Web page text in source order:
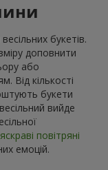
букетів.
доповнити
або
Від кількості
букети
вийде
яскраві повітряні
емоцій.